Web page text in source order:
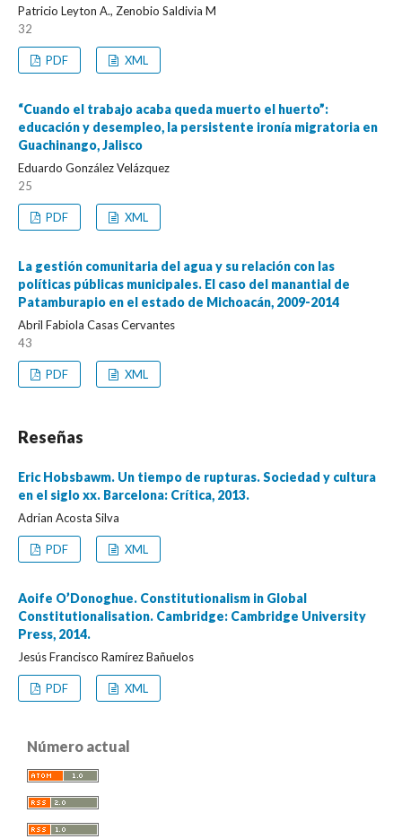
Patricio Leyton A., Zenobio Saldivia M
32
PDF XML
“Cuando el trabajo acaba queda muerto el huerto”:
educación y desempleo, la persistente ironía migratoria en
Guachinango, Jalisco
Eduardo González Velázquez
25
PDF XML
La gestión comunitaria del agua y su relación con las
políticas públicas municipales. El caso del manantial de
Patamburapio en el estado de Michoacán, 2009-2014
Abril Fabiola Casas Cervantes
43
PDF XML
Reseñas
Eric Hobsbawm. Un tiempo de rupturas. Sociedad y cultura
en el siglo xx. Barcelona: Crítica, 2013.
Adrian Acosta Silva
PDF XML
Aoife O’Donoghue. Constitutionalism in Global
Constitutionalisation. Cambridge: Cambridge University
Press, 2014.
Jesús Francisco Ramírez Bañuelos
PDF XML
Número actual